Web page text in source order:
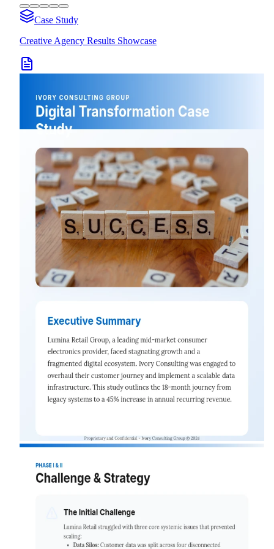
Case Study
Creative Agency Results Showcase